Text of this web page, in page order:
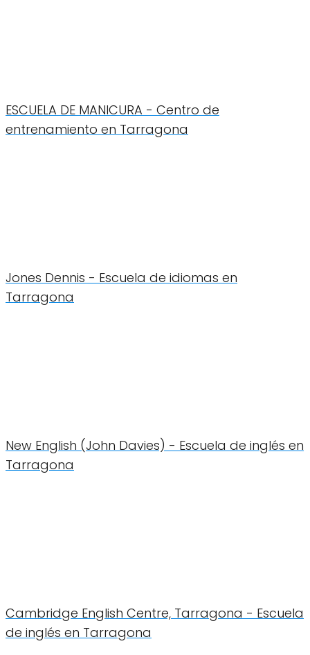
ESCUELA DE MANICURA - Centro de
entrenamiento en Tarragona
Jones Dennis - Escuela de idiomas en
Tarragona
New English (John Davies) - Escuela de inglés en
Tarragona
Cambridge English Centre, Tarragona - Escuela
de inglés en Tarragona